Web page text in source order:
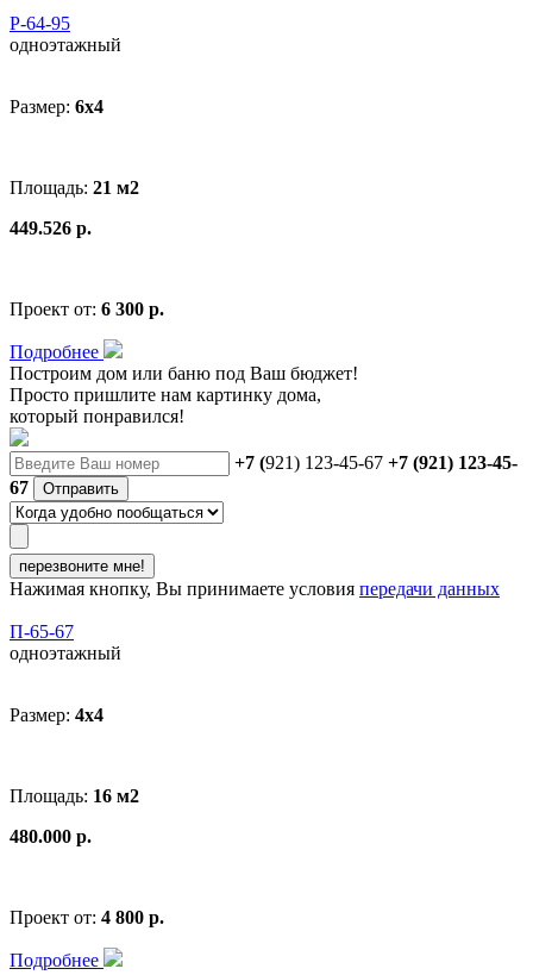
Р-64-95
одноэтажный
Размер: 6x4
Площадь: 21 м2
449.526 р.
Проект от: 6 300 р.
Подробнее
Построим дом или баню под Ваш бюджет!
Просто пришлите нам картинку дома,
который понравился!
+7 (921) 123-45-67 +7 (921) 123-45-
67
Отправить
перезвоните мне!
Нажимая кнопку, Вы принимаете условия передачи данных
П-65-67
одноэтажный
Размер: 4x4
Площадь: 16 м2
480.000 р.
Проект от: 4 800 р.
Подробнее